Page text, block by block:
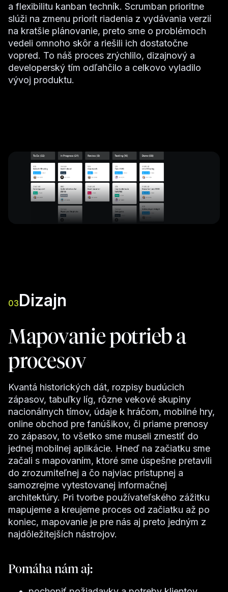
a flexibilitu kanban techník. Scrumban prioritne
slúži na zmenu priorít riadenia z vydávania verzií
na kratšie plánovanie, preto sme o problémoch
vedeli omnoho skôr a riešili ich dostatočne
vopred. To náš proces zrýchlilo, dizajnový a
developerský tím odľahčilo a celkovo vyladilo
vývoj produktu.
03Dizajn
Mapovanie potrieb a
procesov
Kvantá historických dát, rozpisy budúcich
zápasov, tabuľky líg, rôzne vekové skupiny
nacionálnych tímov, údaje k hráčom, mobilné hry,
online obchod pre fanúšikov, či priame prenosy
zo zápasov, to všetko sme museli zmestiť do
jednej mobilnej aplikácie. Hneď na začiatku sme
začali s mapovaním, ktoré sme úspešne pretavili
do zrozumiteľnej a čo najviac prístupnej a
samozrejme vytestovanej informačnej
architektúry. Pri tvorbe používateľského zážitku
mapujeme a kreujeme proces od začiatku až po
koniec, mapovanie je pre nás aj preto jedným z
najdôležitejších nástrojov.
Pomáha nám aj: